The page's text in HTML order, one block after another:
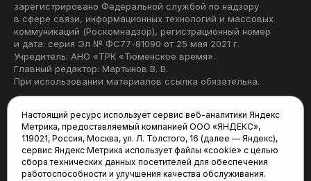
зарегистрировано Федеральной службой по надзору
в сфере связи, информационных технологий и массовых
коммуникаций (Роскомнадзор), регистрационный номер
и дата: серия Эл № ФС77-81090 от 25 мая 2021 г.
Учредитель: АНО «ТРК «Тюменское время».
Главный редактор: Мартынов В. В.
При использовании материалов ссылка обязательна.
Редакция:
625035, Тюмень, пр. Геологоразведчиков, 28А
(3452) 68-22-28
tum-arena@mail.ru
Настоящий ресурс использует сервис веб-аналитики Яндекс
Метрика, предоставляемый компанией ООО «ЯНДЕКС»,
119021, Россия, Москва, ул. Л. Толстого, 16 (далее — Яндекс),
сервис Яндекс Метрика использует файлы «cookie» с целью
сбора технических данных посетителей для обеспечения
работоспособности и улучшения качества обслуживания.